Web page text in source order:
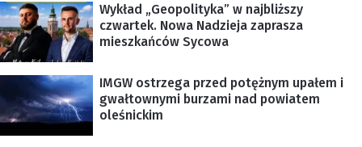
Wykład „Geopolityka” w najbliższy
czwartek. Nowa Nadzieja zaprasza
mieszkańców Sycowa
IMGW ostrzega przed potężnym upałem i
gwałtownymi burzami nad powiatem
oleśnickim